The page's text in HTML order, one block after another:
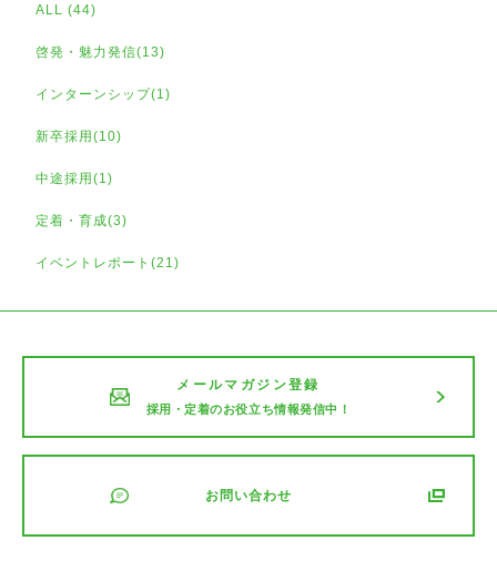
ALL (44)
啓発・魅力発信(13)
インターンシップ(1)
新卒採用(10)
中途採用(1)
定着・育成(3)
イベントレポート(21)
メールマガジン登録
採用・定着のお役立ち情報発信中！
お問い合わせ